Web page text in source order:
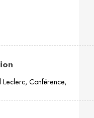
Leclerc, Conférence,